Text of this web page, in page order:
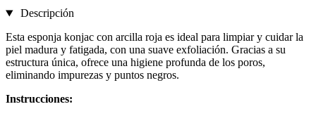
Descripción
Esta esponja konjac con arcilla roja es ideal para limpiar y cuidar la
piel madura y fatigada, con una suave exfoliación. Gracias a su
estructura única, ofrece una higiene profunda de los poros,
eliminando impurezas y puntos negros.
Instrucciones: